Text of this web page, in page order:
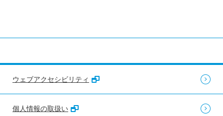
ウェブアクセシビリティ
個人情報の取扱い